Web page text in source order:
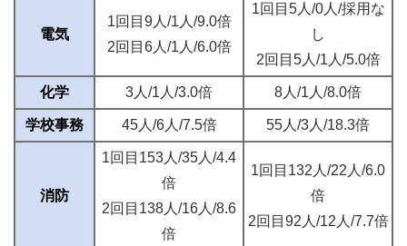
電気
1回目9人/1人/9.0倍
2回目6人/1人/6.0倍
1回目5人/0人/採用な
し
2回目5人/1人/5.0倍
化学 3人/1人/3.0倍 8人/1人/8.0倍
学校事務 45人/6人/7.5倍 55人/3人/18.3倍
消防
1回目153人/35人/4.4
倍
2回目138人/16人/8.6
倍
1回目132人/22人/6.0
倍
2回目92人/12人/7.7倍